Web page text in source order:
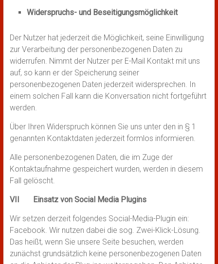
Widerspruchs- und Beseitigungsmöglichkeit
Der Nutzer hat jederzeit die Möglichkeit, seine Einwilligung
zur Verarbeitung der personenbezogenen Daten zu
widerrufen. Nimmt der Nutzer per E-Mail Kontakt mit uns
auf, so kann er der Speicherung seiner
personenbezogenen Daten jederzeit widersprechen. In
einem solchen Fall kann die Konversation nicht fortgeführt
werden.
Über Ihren Widerspruch können Sie uns unter den in § 1
genannten Kontaktdaten jederzeit formlos informieren.
Alle personenbezogenen Daten, die im Zuge der
Kontaktaufnahme gespeichert wurden, werden in diesem
Fall gelöscht.
VII Einsatz von Social Media Plugins
Wir setzen derzeit folgendes Social-Media-Plugin ein:
Facebook. Wir nutzen dabei die sog. Zwei-Klick-Lösung.
Das heißt, wenn Sie unsere Seite besuchen, werden
zunächst grundsätzlich keine personenbezogenen Daten